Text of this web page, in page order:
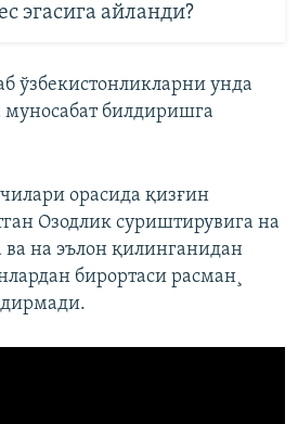
эгасига айланди?
ўзбекистонликларни унда
муносабат билдиришга
орасида қизғин
Озодлик суриштирувига на
ва на эълон қилинганидан
бирортаси расман¸